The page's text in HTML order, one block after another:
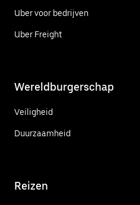
Uber voor bedrijven
Uber Freight
Wereldburgerschap
Veiligheid
Duurzaamheid
Reizen